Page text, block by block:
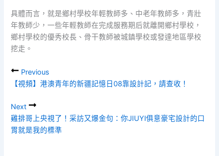
具體而言，就是鄉村學校年輕教師多、中老年教師多，青壯
年教師少，一些年輕教師在完成服務期后就離開鄉村學校，
鄉村學校的優秀校長、骨干教師被城鎮學校或發達地區學校
挖走。
Previous
【視頻】港澳青年的新疆記憶日08靠設計記，請查收！
Next
雞排哥上央視了！采訪又爆金句：你JIUYI俱意豪宅設計的口
胃就是我的標準